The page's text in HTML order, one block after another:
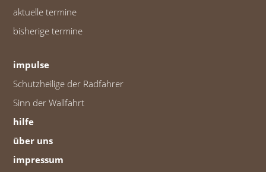
aktuelle termine
bisherige termine
impulse
Schutzheilige der Radfahrer
Sinn der Wallfahrt
hilfe
über uns
impressum